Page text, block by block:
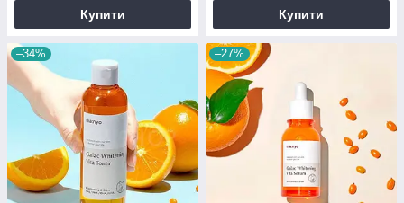
Купити Купити
–34% –27%